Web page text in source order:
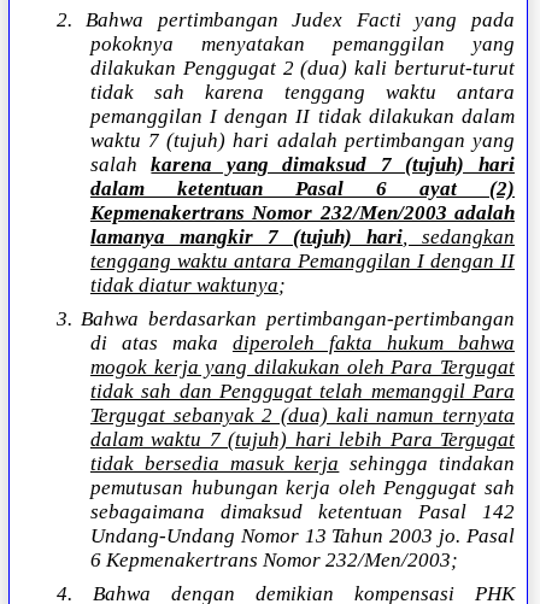
2. Bahwa pertimbangan Judex Facti yang pada
pokoknya menyatakan pemanggilan yang
dilakukan Penggugat 2 (dua) kali berturut-turut
tidak sah karena tenggang waktu antara
pemanggilan I dengan II tidak dilakukan dalam
waktu 7 (tujuh) hari adalah pertimbangan yang
salahkarena yang dimaksud 7 (tujuh) hari
dalam ketentuan Pasal 6 ayat (2)
Kepmenakertrans Nomor 232/Men/2003 adalah
lamanya mangkir 7 (tujuh) hari, sedangkan
tenggang waktu antara Pemanggilan I dengan II
tidak diatur waktunya;
3. Bahwa berdasarkan pertimbangan-pertimbangan
di atas maka diperoleh fakta hukum bahwa
mogok kerja yang dilakukan oleh Para Tergugat
tidak sah dan Penggugat telah memanggil Para
Tergugat sebanyak 2 (dua) kali namun ternyata
dalam waktu 7 (tujuh) hari lebih Para Tergugat
tidak bersedia masuk kerja sehingga tindakan
pemutusan hubungan kerja oleh Penggugat sah
sebagaimana dimaksud ketentuan Pasal 142
Undang-Undang Nomor 13 Tahun 2003 jo. Pasal
6 Kepmenakertrans Nomor 232/Men/2003;
4. Bahwa dengan demikian kompensasi PHK